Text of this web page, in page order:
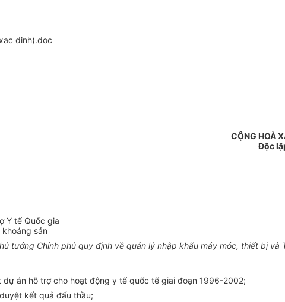
dinh).doc
CỘNG HOÀ
Độc
Y tế Quốc gia
sản
tướng Chính phủ quy định về quản lý nhập khẩu máy móc, thiết bị
án hỗ trợ cho hoạt động y tế quốc tế giai đoạn 1996-2002;
kết quả đấu thầu;